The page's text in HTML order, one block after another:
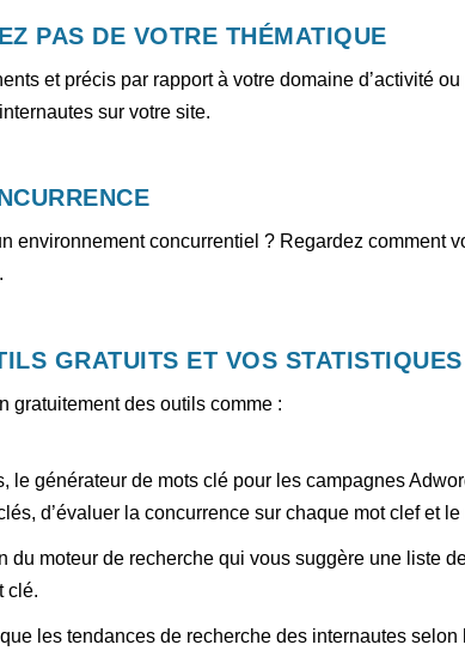
PAS DE VOTRE THÉMATIQUE
et précis par rapport à votre domaine d’activité
sur votre site.
environnement concurrentiel ? Regardez comment
GRATUITS ET VOS STATISTIQUES
gratuitement des outils comme :
le générateur de mots clé pour les campagnes
d’évaluer la concurrence sur chaque mot clef et
du moteur de recherche qui vous suggère une liste
clé.
les tendances de recherche des internautes